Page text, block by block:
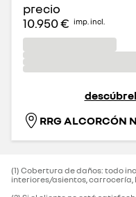
precio
10.950 € imp. incl.
RRG ALCORCÓN
(1) Cobertura de daños: todo
interiores/asientos,